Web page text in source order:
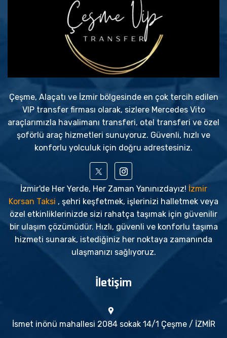
Çeşme, Alaçatı ve İzmir bölgesinde en çok tercih edilen
VIP transfer firması olarak, sizlere Mercedes Vito
araçlarımızla havalimanı transferi, otel transferi ve özel
şoförlü araç hizmetleri sunuyoruz. Güvenli, hızlı ve
konforlu yolculuk için doğru adrestesiniz.
İzmir'de Her Yerde, Her Zaman Yanınızdayız! İzmir
Korsan Taksi , şehri keşfetmek, işlerinizi halletmek veya
özel etkinliklerinizde sizi rahatça taşımak için güvenilir
bir ulaşım çözümüdür. Hızlı, güvenli ve konforlu taşıma
hizmeti sunarak, istediğiniz her noktaya zamanında
ulaşmanızı sağlıyoruz.
İletişim
İsmet inönü mahallesi 2084 sokak 14/1 Çeşme / İZMİR